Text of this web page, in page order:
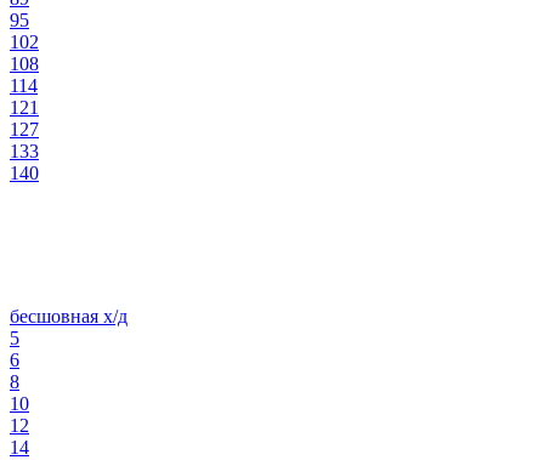
95
102
108
114
121
127
133
140
бесшовная х/д
5
6
8
10
12
14